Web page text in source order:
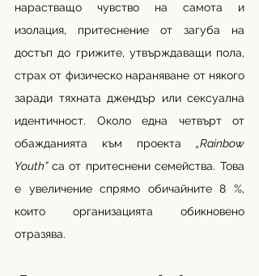
нарастващо чувство на самота и
изолация, притеснение от загуба на
достъп до грижите, утвърждаващи пола,
страх от физическо нараняване от някого
заради тяхната джендър или сексуална
идентичност. Около една четвърт от
обажданията към проекта „Rainbow
Youth” са от притеснени семейства. Това
е увеличение спрямо обичайните 8 %,
които организацията обикновено
отразява.